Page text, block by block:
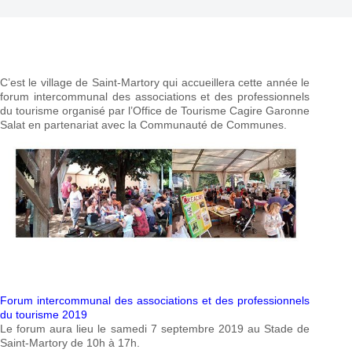
C’est le village de Saint-Martory qui accueillera cette année le
forum intercommunal des associations et des professionnels
du tourisme organisé par l’Office de Tourisme Cagire Garonne
Salat en partenariat avec la Communauté de Communes.
Forum intercommunal des associations et des professionnels
du tourisme 2019
Le forum aura lieu le samedi 7 septembre 2019 au Stade de
Saint-Martory de 10h à 17h.